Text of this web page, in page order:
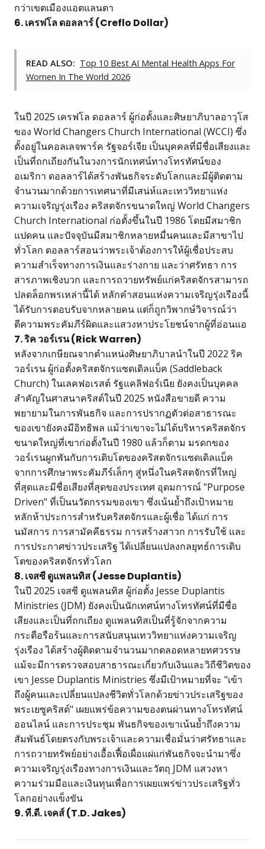
กว่าเขตเมืองแอตแลนตา
6. เครฟโล ดอลลาร์ (Creflo Dollar)
READ ALSO: Top 10 Best AI Mental Health Apps For
Women In The World 2026
ในปี 2025 เครฟโล ดอลลาร์ ผู้ก่อตั้งและศิษยาภิบาลอาวุโส
ของ World Changers Church International (WCCI) ซึ่ง
ตั้งอยู่ในคอลเลจพาร์ค รัฐจอร์เจีย เป็นบุคคลที่มีชื่อเสียงและ
เป็นที่ถกเถียงกันในวงการนักเทศน์ทางโทรทัศน์ของ
อเมริกา ดอลลาร์ได้สร้างพันธกิจระดับโลกและมีผู้ติดตาม
จำนวนมากด้วยการเทศนาที่มีเสน่ห์และเทววิทยาแห่ง
ความเจริญรุ่งเรือง คริสตจักรขนาดใหญ่ World Changers
Church International ก่อตั้งขึ้นในปี 1986 โดยมีสมาชิก
แปดคน และปัจจุบันมีสมาชิกหลายหมื่นคนและมีสาขาไป
ทั่วโลก ดอลลาร์สอนว่าพระเจ้าต้องการให้ผู้เชื่อประสบ
ความสำเร็จทางการเงินและร่างกาย และว่าศรัทธา การ
สารภาพเชิงบวก และการถวายทรัพย์แก่คริสตจักรสามารถ
ปลดล็อกพรเหล่านี้ได้ หลักคำสอนแห่งความเจริญรุ่งเรืองนี้
ได้รับการตอบรับจากหลายคน แต่ก็ถูกวิพากษ์วิจารณ์ว่า
ตีความพระคัมภีร์ผิดและแสวงหาประโยชน์จากผู้ที่อ่อนแอ
7. ริค วอร์เรน (Rick Warren)
หลังจากเกษียณจากตำแหน่งศิษยาภิบาลนำในปี 2022 ริค
วอร์เรน ผู้ก่อตั้งคริสตจักรแซดเดิลแบ็ค (Saddleback
Church) ในเลคฟอเรสต์ รัฐแคลิฟอร์เนีย ยังคงเป็นบุคคล
สำคัญในศาสนาคริสต์ในปี 2025 หนังสือขายดี ความ
พยายามในการพันธกิจ และการปรากฏตัวต่อสาธารณะ
ของเขายังคงมีอิทธิพล แม้ว่าเขาจะไม่ได้บริหารคริสตจักร
ขนาดใหญ่ที่เขาก่อตั้งในปี 1980 แล้วก็ตาม มรดกของ
วอร์เรนผูกพันกับการเติบโตของคริสตจักรแซดเดิลแบ็ค
จากการศึกษาพระคัมภีร์เล็กๆ สู่หนึ่งในคริสตจักรที่ใหญ่
ที่สุดและมีชื่อเสียงที่สุดของประเทศ อุดมการณ์ "Purpose
Driven" ที่เป็นนวัตกรรมของเขา ซึ่งเน้นย้ำถึงเป้าหมาย
หลักห้าประการสำหรับคริสตจักรและผู้เชื่อ ได้แก่ การ
นมัสการ การสามัคคีธรรม การสร้างสาวก การรับใช้ และ
การประกาศข่าวประเสริฐ ได้เปลี่ยนแปลงกลยุทธ์การเติบ
โตของคริสตจักรทั่วโลก
8. เจสซี ดูแพลนทิส (Jesse Duplantis)
ในปี 2025 เจสซี ดูแพลนทิส ผู้ก่อตั้ง Jesse Duplantis
Ministries (JDM) ยังคงเป็นนักเทศน์ทางโทรทัศน์ที่มีชื่อ
เสียงและเป็นที่ถกเถียง ดูแพลนทิสเป็นที่รู้จักจากความ
กระตือรือร้นและการสนับสนุนเทววิทยาแห่งความเจริญ
รุ่งเรือง ได้สร้างผู้ติดตามจำนวนมากตลอดหลายทศวรรษ
แม้จะมีการตรวจสอบสาธารณะเกี่ยวกับเงินและวิถีชีวิตของ
เขา Jesse Duplantis Ministries ซึ่งมีเป้าหมายที่จะ "เข้า
ถึงผู้คนและเปลี่ยนแปลงชีวิตทั่วโลกด้วยข่าวประเสริฐของ
พระเยซูคริสต์" เผยแพร่ข้อความของตนผ่านทางโทรทัศน์
ออนไลน์ และการประชุม พันธกิจของเขาเน้นย้ำถึงความ
สัมพันธ์โดยตรงกับพระเจ้าและความเชื่อมั่นว่าศรัทธาและ
การถวายทรัพย์อย่างเอื้อเฟื้อเผื่อแผ่แก่พันธกิจจะนำมาซึ่ง
ความเจริญรุ่งเรืองทางการเงินและวัตถุ JDM แสวงหา
ความร่วมมือและเงินทุนเพื่อการเผยแพร่ข่าวประเสริฐทั่ว
โลกอย่างแข็งขัน
9. ที.ดี. เจคส์ (T.D. Jakes)